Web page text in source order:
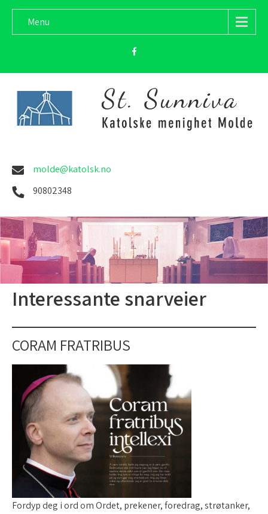
Menu
molde@katolsk.no
90802348
Interessante snarveier
CORAM FRATRIBUS
Fordyp deg i ord om Ordet, prekener, foredrag, strøtanker,